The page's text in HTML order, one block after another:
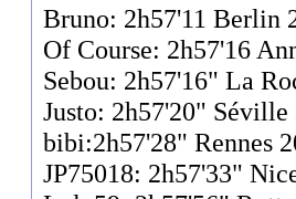
Bruno: 2h57'11 Berlin
Of Course: 2h57'16
Sebou: 2h57'16" La
Justo: 2h57'20" Séville
bibi:2h57'28" Rennes
JP75018: 2h57'33"